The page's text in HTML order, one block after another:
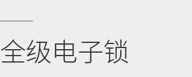
级电子锁